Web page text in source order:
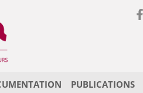
PUBLICATIONS